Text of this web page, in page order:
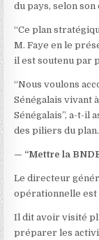
du pays, selon
“Ce plan
M. Faye en le
il est soutenu par
“Nous voulons
Sénégalais vivant
Sénégalais”, a-t-il
des piliers du plan.
— “Mettre la
Le directeur
opérationnelle est
Il dit avoir visité
préparer les